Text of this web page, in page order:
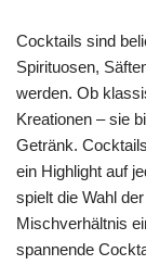
Cocktails sind
Spirituosen,
werden. Ob
Kreationen – sie
Getränk.
ein Highlight auf
spielt die Wahl
Mischverhältnis
spannende